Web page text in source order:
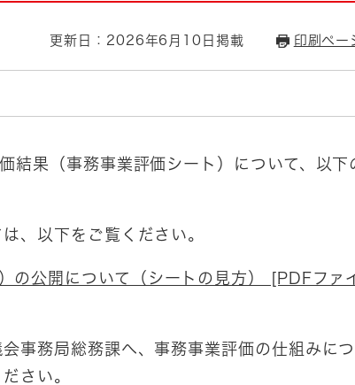
更新日：2026年6月10日掲載 印刷ペー
結果（事務事業評価シート）について、以下
、以下をご覧ください。
の公開について（シートの見方） [PDFファ
事務局総務課へ、事務事業評価の仕組みに
さい。